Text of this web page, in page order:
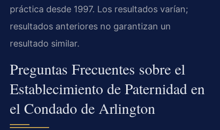
práctica desde 1997. Los resultados varían;
resultados anteriores no garantizan un
resultado similar.
Preguntas Frecuentes sobre el
Establecimiento de Paternidad en
el Condado de Arlington